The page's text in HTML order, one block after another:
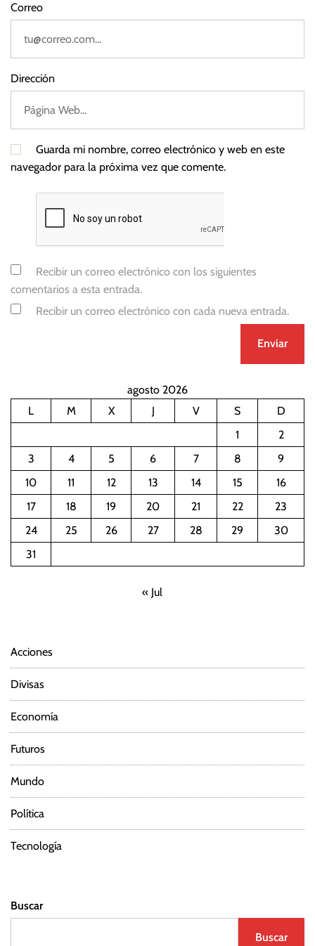
Correo
Dirección
Guarda mi nombre, correo electrónico y web en este
navegador para la próxima vez que comente.
Recibir un correo electrónico con los siguientes
comentarios a esta entrada.
Recibir un correo electrónico con cada nueva entrada.
agosto 2026
L
M X J V S
D
1
2
3
4 5 6 7 8
9
10
11 12 13 14 15
16
17
18 19 20 21 22
23
24
25 26 27 28 29
30
31
« Jul
Acciones
Divisas
Economía
Futuros
Mundo
Política
Tecnología
Buscar
Buscar